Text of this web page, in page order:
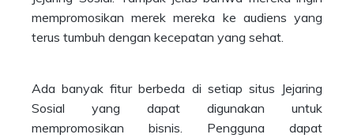
mempromosikan merek mereka ke audiens yang
terus tumbuh dengan kecepatan yang sehat.
Ada banyak fitur berbeda di setiap situs Jejaring
Sosial yang dapat digunakan untuk
mempromosikan bisnis. Pengguna dapat